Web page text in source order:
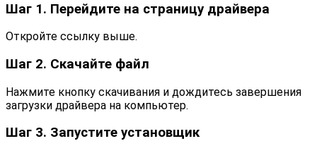
Шаг 1. Перейдите на страницу драйвера
Откройте ссылку выше.
Шаг 2. Скачайте файл
Нажмите кнопку скачивания и дождитесь завершения
загрузки драйвера на компьютер.
Шаг 3. Запустите установщик